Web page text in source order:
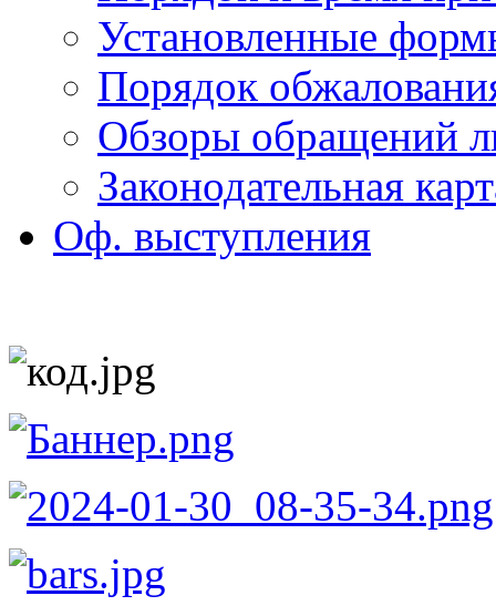
Установленные
Порядок
Обзоры обращений
Законодательная
Оф. выступления